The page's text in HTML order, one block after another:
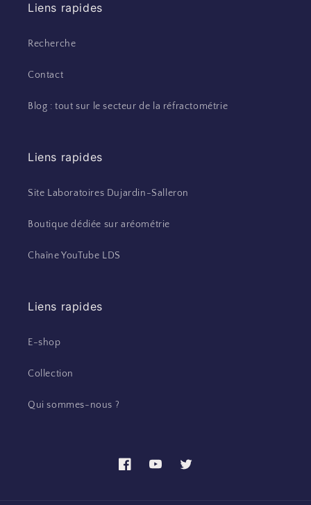
Liens rapides
Recherche
Contact
Blog : tout sur le secteur de la réfractométrie
Liens rapides
Site Laboratoires Dujardin-Salleron
Boutique dédiée sur aréométrie
Chaîne YouTube LDS
Liens rapides
E-shop
Collection
Qui sommes-nous ?
FacebookYouTubeTwitter